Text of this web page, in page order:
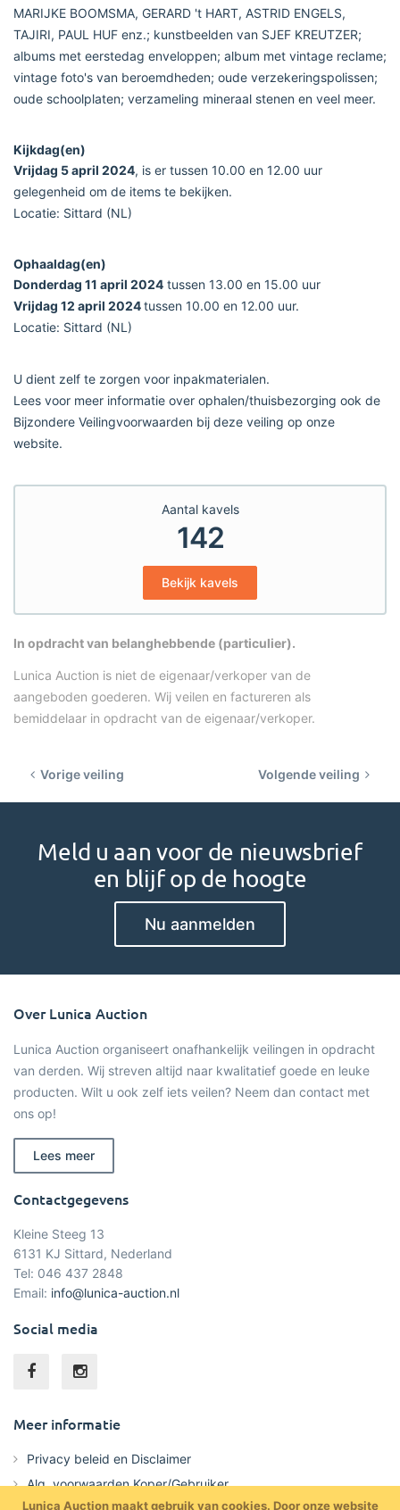
Lunica Auction maakt gebruik van cookies. Door onze website
MARIJKE BOOMSMA, GERARD 't HART, ASTRID ENGELS,
TAJIRI, PAUL HUF enz.; kunstbeelden van SJEF KREUTZER;
albums met eerstedag enveloppen; album met vintage reclame;
vintage foto's van beroemdheden; oude verzekeringspolissen;
oude schoolplaten; verzameling mineraal stenen en veel meer.
Kijkdag(en)
Vrijdag 5 april 2024, is er tussen 10.00 en 12.00 uur
gelegenheid om de items te bekijken.
Locatie: Sittard (NL)
Ophaaldag(en)
Donderdag 11 april 2024 tussen 13.00 en 15.00 uur
Vrijdag 12 april 2024tussen 10.00 en 12.00 uur.
Locatie: Sittard (NL)
U dient zelf te zorgen voor inpakmaterialen.
Lees voor meer informatie over ophalen/thuisbezorging ook de
Bijzondere Veilingvoorwaarden bij deze veiling op onze
website.
Aantal kavels
142
Bekijk kavels
In opdracht van belanghebbende (particulier).
Lunica Auction is niet de eigenaar/verkoper van de
aangeboden goederen. Wij veilen en factureren als
bemiddelaar in opdracht van de eigenaar/verkoper.
Vorige veiling Volgende veiling
Meld u aan voor de nieuwsbrief
en blijf op de hoogte
Nu aanmelden
Over Lunica Auction
Lunica Auction organiseert onafhankelijk veilingen in opdracht
van derden. Wij streven altijd naar kwalitatief goede en leuke
producten. Wilt u ook zelf iets veilen? Neem dan contact met
ons op!
Lees meer
Contactgegevens
Kleine Steeg 13
6131 KJ Sittard, Nederland
Tel: 046 437 2848
Email: info@lunica-auction.nl
Social media
Meer informatie
Privacy beleid en Disclaimer
Alg. voorwaarden Koper/Gebruiker